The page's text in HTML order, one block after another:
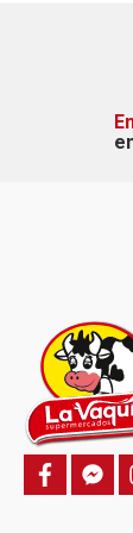
f
a
f
a